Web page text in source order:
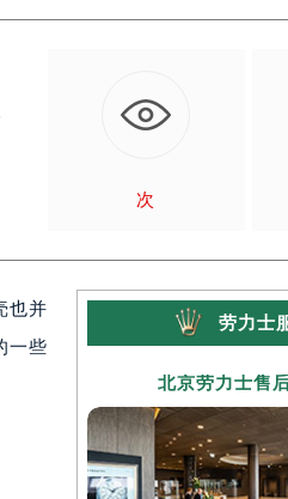
次
也并
一些
劳力士
北京劳力士售